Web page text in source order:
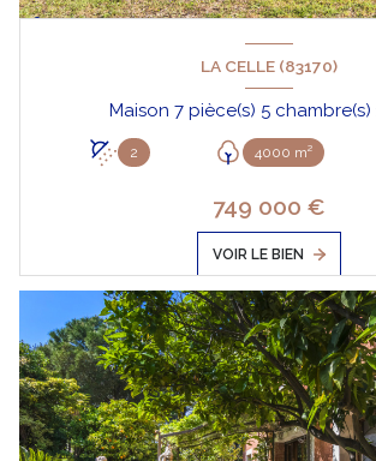
LA CELLE (83170)
2 4000 m²
749 000 €
VOIR LE BIEN